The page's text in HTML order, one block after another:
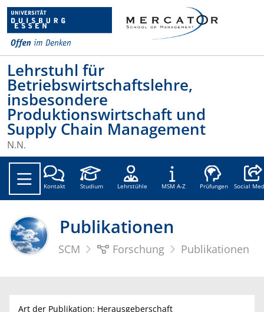
Lehrstuhl für
Betriebswirtschaftslehre,
insbesondere
Produktionswirtschaft und
Supply Chain Management
N.N.
Kontakt Studium Lehrstühle MSM A-Z Prüfungen Social
Publikationen
SCM Forschung Publikationen
Art der Publikation: Herausgeberschaft